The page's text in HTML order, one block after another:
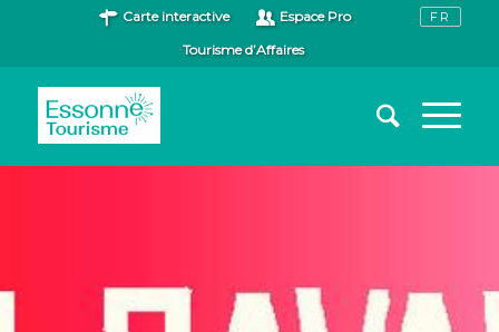
Carte interactive
Espace Pro
Tourisme d’Affaires